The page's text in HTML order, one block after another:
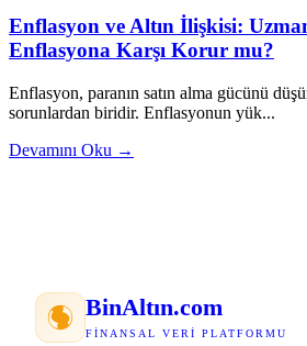
Enflasyon ve Altın İlişkisi:
Enflasyona Karşı Korur mu?
Enflasyon, paranın satın alma gücünü
sorunlardan biridir. Enflasyonun yük...
Devamını Oku →
BinAltın.com
FINANSAL VERI PLATFORMU